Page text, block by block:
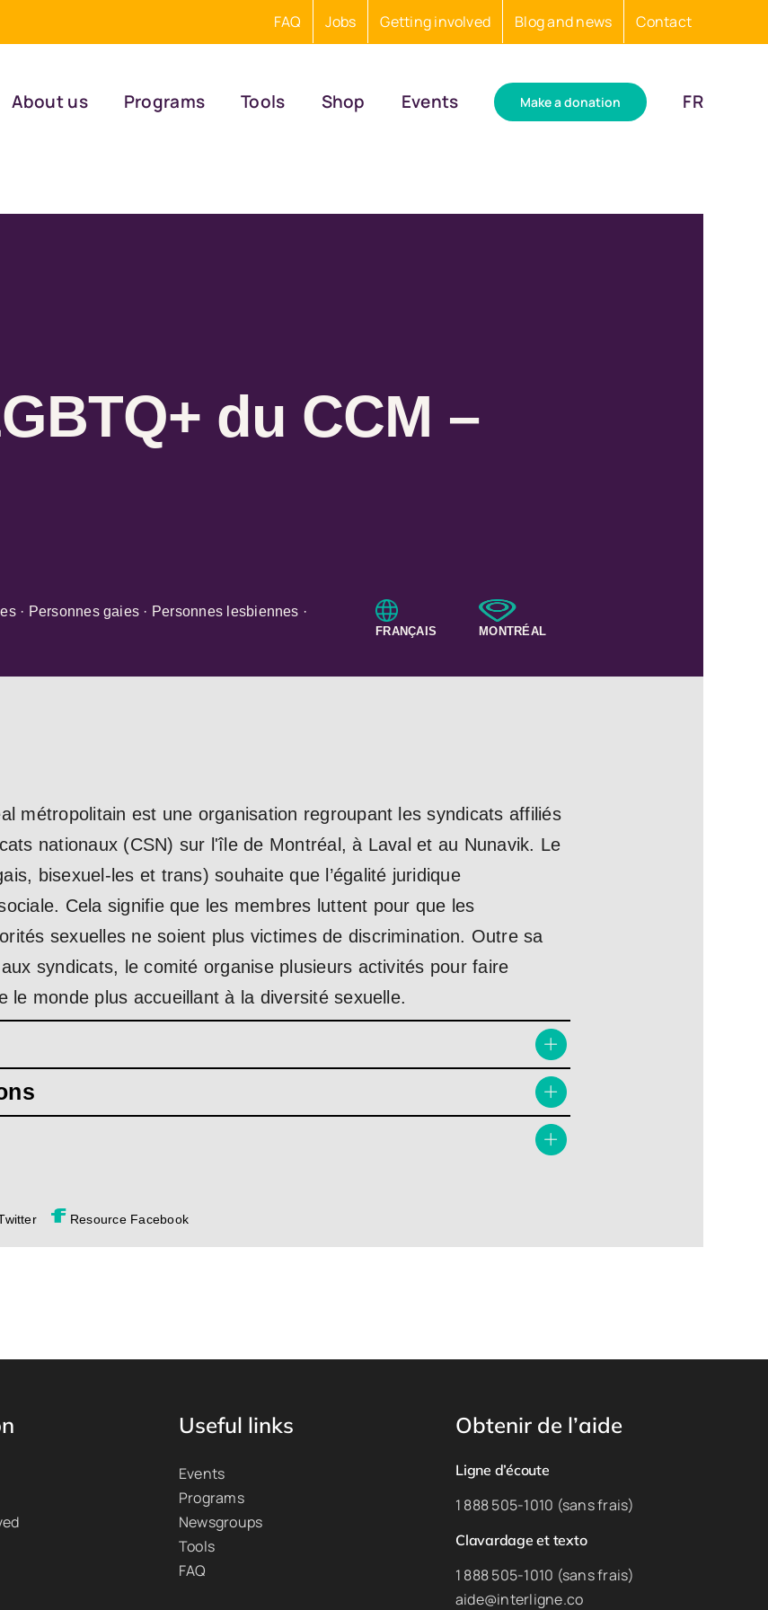
FAQ Jobs Getting involved Blog and news Contact
About us Programs Tools Shop Events Make a donation FR
du CCM –
· Personnes gaies · Personnes lesbiennes ·
FRANÇAIS MONTRÉAL
métropolitain est une organisation regroupant les syndicats affiliés
nationaux (CSN) sur l'île de Montréal, à Laval et au Nunavik. Le
bisexuel-les et trans) souhaite que l’égalité juridique
Cela signifie que les membres luttent pour que les
sexuelles ne soient plus victimes de discrimination. Outre sa
syndicats, le comité organise plusieurs activités pour faire
le monde plus accueillant à la diversité sexuelle.
Resource Facebook
Useful links
Events
Programs
Newsgroups
Tools
FAQ
Obtenir de l’aide
Ligne d’écoute
1 888 505-1010 (sans frais)
Clavardage et texto
1 888 505-1010 (sans frais)
aide@interligne.co